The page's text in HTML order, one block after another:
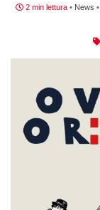
2 min lettura • News •